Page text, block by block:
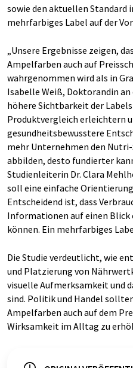
sowie den aktuellen Standard
mehrfarbiges Label auf der
„Unsere Ergebnisse zeigen,
Ampelfarben auch auf
wahrgenommen wird als in
Isabelle Weiß, Doktorandin
höhere Sichtbarkeit der
Produktvergleich erleichtern
gesundheitsbewusstere
mehr Unternehmen den
abbilden, desto fundierter
Studienleiterin Dr. Clara
soll eine einfache
Entscheidend ist, dass
Informationen auf einen Blick
können. Ein mehrfarbiges
Die Studie verdeutlicht, wie
und Platzierung von
visuelle Aufmerksamkeit und
sind. Politik und Handel
Ampelfarben auch auf dem
Wirksamkeit im Alltag zu